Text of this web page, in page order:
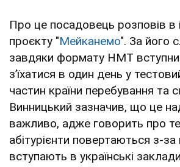
Про це посадовець розповів в
проєкту "Мейканемо". За його
завдяки формату НМТ
зʼїхатися в один день у
частин країни перебування та
Винницький зазначив, що це
важливо, адже говорить про
абітурієнти повертаються з-за
вступають в українські